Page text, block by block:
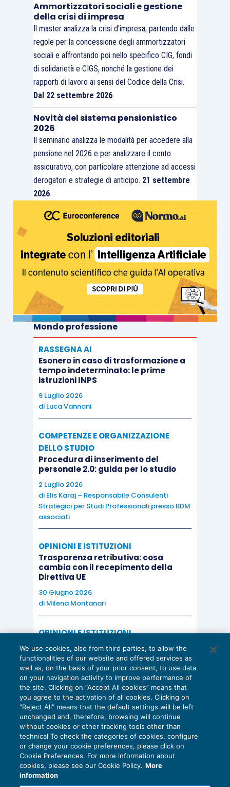
Ammortizzatori sociali e gestione
della crisi di impresa
Il master analizza la crisi d’impresa, partendo dalle
regole per la concessione degli ammortizzatori
sociali e affrontando poi nello specifico CIG, fondi
di solidarietà e CIGS, nonché la gestione dei
rapporti di lavoro ai sensi del Codice della Crisi.
Dal 22 settembre 2026
Novità del sistema pensionistico
2026
Il seminario analizza le modalità per accedere alla
pensione nel 2026 e per analizzare il conto
assicurativo, con particolare attenzione ad accessi
derogatori e strategie di anticipo. 21 settembre
2026
Mondo professione
RASSEGNA AI
Esonero in caso di trasformazione a
tempo indeterminato: le prime
istruzioni INPS
9 Luglio 2026
di Luca Vannoni
COMPETENZE E ORGANIZZAZIONE
DELLO STUDIO
Procedura di inserimento del
personale 2.0: guida per lo studio
2 Luglio 2026
di Elis Karaj – Responsabile Consulenti
Strategici per Studi Professionali presso BDM
associati
OPINIONI E ISTITUZIONI
Trasparenza retributiva: cosa
cambia con il recepimento della
Direttiva UE
30 Giugno 2026
di Milena Montanari
OPINIONI E ISTITUZIONI
Valorizzare il potenziale dello Studio:
una riflessione sul futuro della
consulenza del lavoro
15 Giugno 2026
di Milena Montanari
Privacy Policy
Cookie Policy
We use cookies, also from third parties, to allow the
functionalities of our website and offered services as
well as, on the basis of your prior consent, to use data
on your navigation activity to improve performance of
the site. Clicking on “Accept All cookies” means that
you agree to the activation of all cookies. Clicking on
"Reject All" means that the default settings will be left
unchanged and, therefore, browsing will continue
without cookies or other tracking tools other than
technical To check the categories of cookies, configure
or change your cookie preferences, please click on
Cookie Preferences. For more information about
cookies, please see our Cookie Policy. More
information